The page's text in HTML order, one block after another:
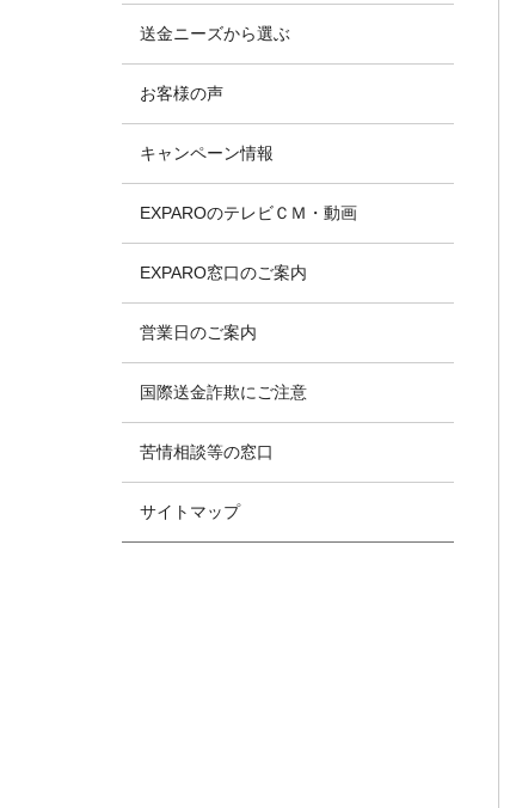
送金ニーズから選ぶ
お客様の声
キャンペーン情報
EXPAROのテレビＣＭ・動画
EXPARO窓口のご案内
営業日のご案内
国際送金詐欺にご注意
苦情相談等の窓口
サイトマップ